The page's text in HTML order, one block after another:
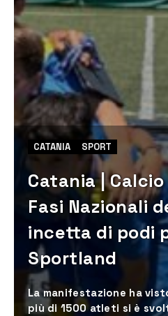
CATANIA SPORT
Catania |
Fasi Nazionali
incetta di podi
Sportland
La manifestazione ha
più di 1500 atleti si è